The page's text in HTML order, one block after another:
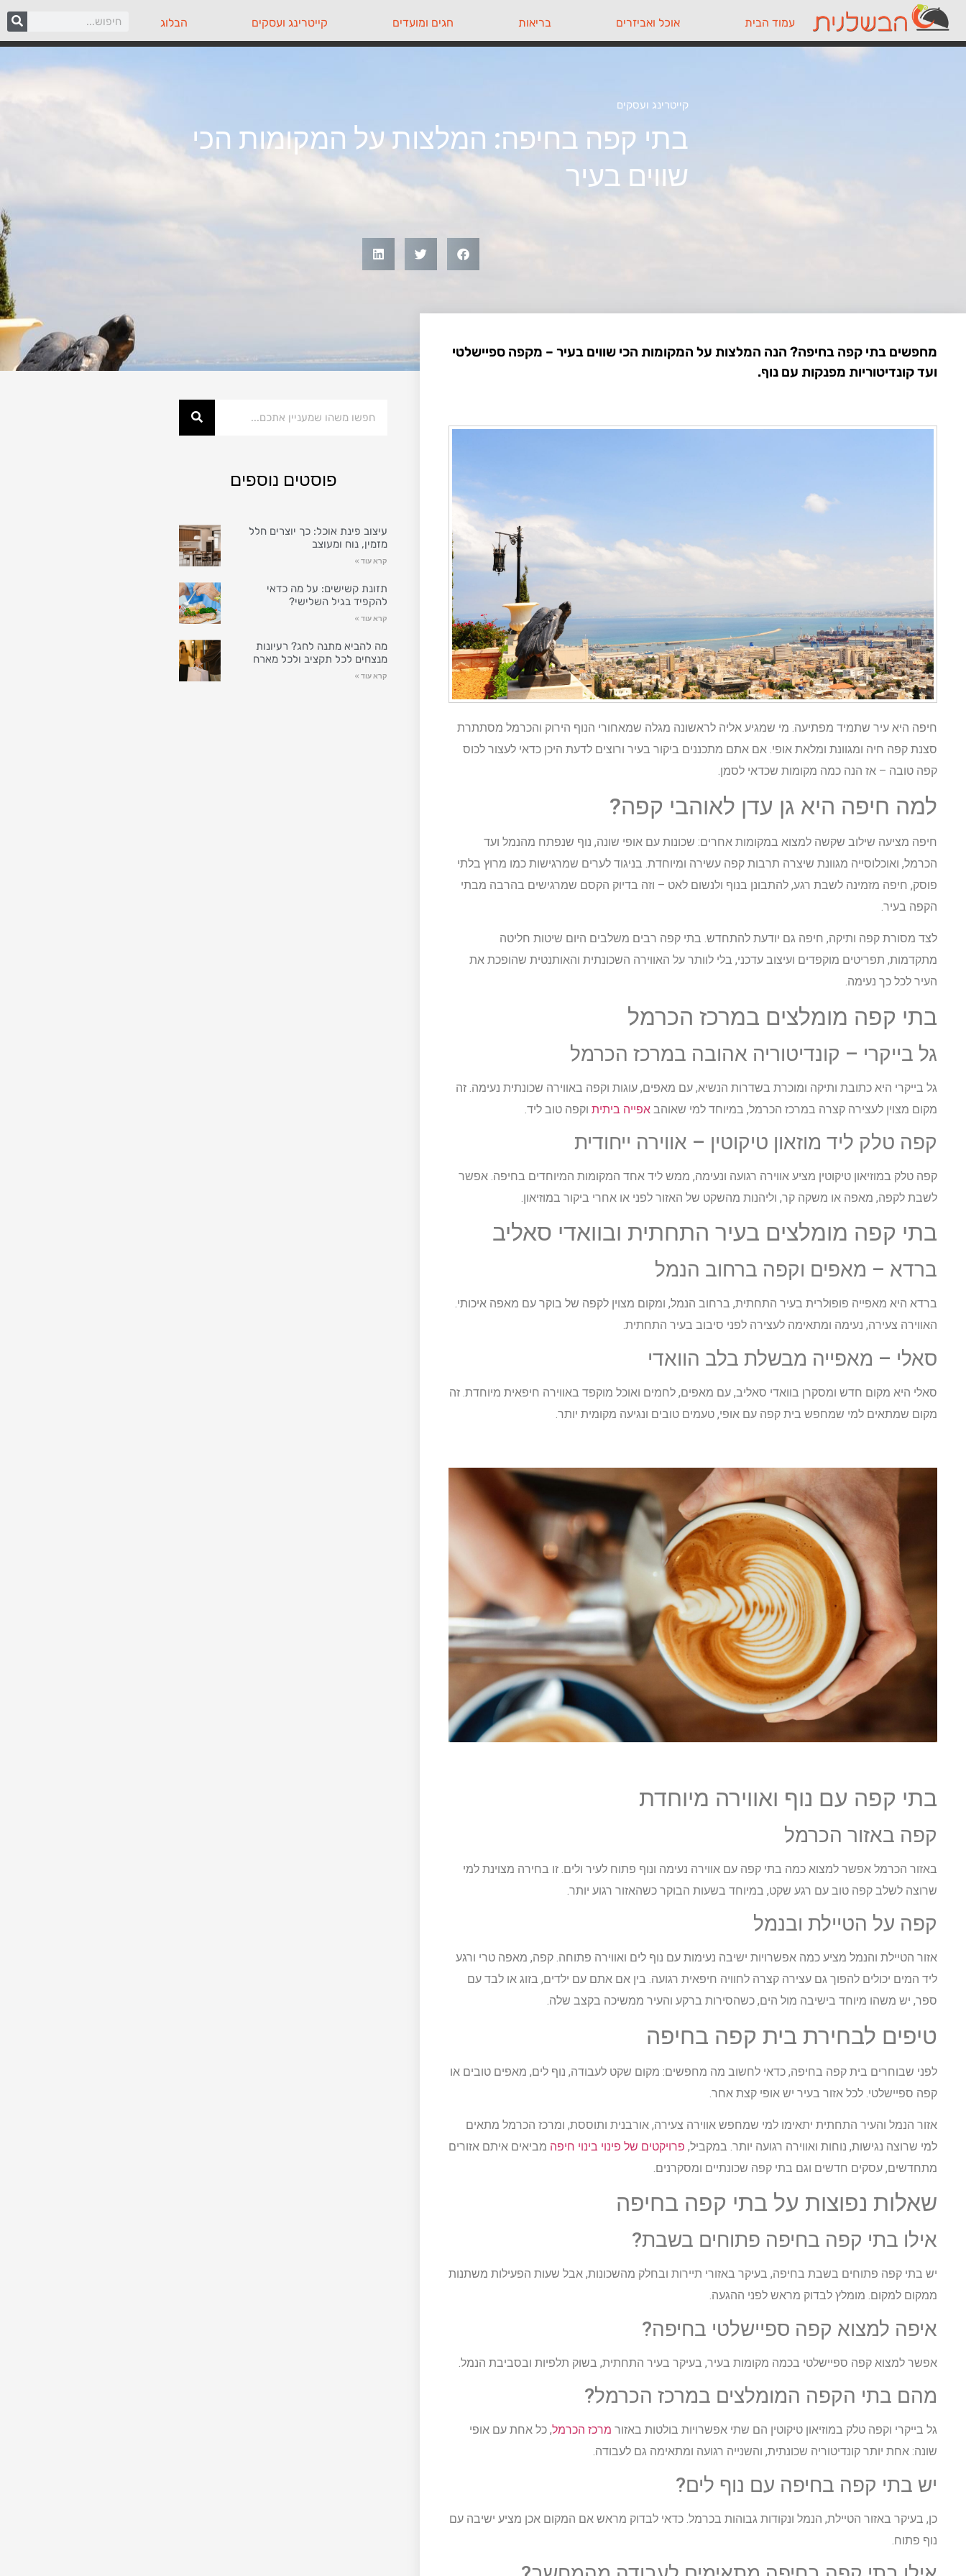
עמוד הבית אוכל ואביזרים בריאות חגים ומועדים קייטרינג ועסקים הבלוג
קייטרינג ועסקים
בתי קפה בחיפה: המלצות על המקומות הכי
שווים בעיר
מחפשים בתי קפה בחיפה? הנה המלצות על המקומות הכי שווים בעיר – מקפה ספיישלטי
ועד קונדיטוריות מפנקות עם נוף.
חיפה היא עיר שתמיד מפתיעה. מי שמגיע אליה לראשונה מגלה שמאחורי הנוף הירוק והכרמל מסתתרת
סצנת קפה חיה ומגוונת ומלאת אופי. אם אתם מתכננים ביקור בעיר ורוצים לדעת היכן כדאי לעצור לכוס
קפה טובה – אז הנה כמה מקומות שכדאי לסמן.
למה חיפה היא גן עדן לאוהבי קפה?
חיפה מציעה שילוב שקשה למצוא במקומות אחרים: שכונות עם אופי שונה, נוף שנפתח מהנמל ועד
הכרמל, ואוכלוסייה מגוונת שיצרה תרבות קפה עשירה ומיוחדת. בניגוד לערים שמרגישות כמו מרוץ בלתי
פוסק, חיפה מזמינה לשבת רגע, להתבונן בנוף ולנשום לאט – וזה בדיוק הקסם שמרגישים בהרבה מבתי
הקפה בעיר.
לצד מסורת קפה ותיקה, חיפה גם יודעת להתחדש. בתי קפה רבים משלבים היום שיטות חליטה
מתקדמות, תפריטים מוקפדים ועיצוב עדכני, בלי לוותר על האווירה השכונתית והאותנטית שהופכת את
העיר לכל כך נעימה.
בתי קפה מומלצים במרכז הכרמל
גל בייקרי – קונדיטוריה אהובה במרכז הכרמל
גל בייקרי היא כתובת ותיקה ומוכרת בשדרות הנשיא, עם מאפים, עוגות וקפה באווירה שכונתית נעימה. זה
מקום מצוין לעצירה קצרה במרכז הכרמל, במיוחד למי שאוהב אפייה ביתית וקפה טוב ליד.
קפה טלק ליד מוזאון טיקוטין – אווירה ייחודית
קפה טלק במוזיאון טיקוטין מציע אווירה רגועה ונעימה, ממש ליד אחד המקומות המיוחדים בחיפה. אפשר
לשבת לקפה, מאפה או משקה קר, וליהנות מהשקט של האזור לפני או אחרי ביקור במוזיאון.
בתי קפה מומלצים בעיר התחתית ובוואדי סאליב
ברדא – מאפים וקפה ברחוב הנמל
ברדא היא מאפייה פופולרית בעיר התחתית, ברחוב הנמל, ומקום מצוין לקפה של בוקר עם מאפה איכותי.
האווירה צעירה, נעימה ומתאימה לעצירה לפני סיבוב בעיר התחתית.
סאלי – מאפייה מבשלת בלב הוואדי
סאלי היא מקום חדש ומסקרן בוואדי סאליב, עם מאפים, לחמים ואוכל מוקפד באווירה חיפאית מיוחדת. זה
מקום שמתאים למי שמחפש בית קפה עם אופי, טעמים טובים ונגיעה מקומית יותר.
בתי קפה עם נוף ואווירה מיוחדת
קפה באזור הכרמל
באזור הכרמל אפשר למצוא כמה בתי קפה עם אווירה נעימה ונוף פתוח לעיר ולים. זו בחירה מצוינת למי
שרוצה לשלב קפה טוב עם רגע שקט, במיוחד בשעות הבוקר כשהאזור רגוע יותר.
קפה על הטיילת ובנמל
אזור הטיילת והנמל מציע כמה אפשרויות ישיבה נעימות עם נוף לים ואווירה פתוחה. קפה, מאפה טרי ורגע
ליד המים יכולים להפוך גם עצירה קצרה לחוויה חיפאית רגועה. בין אם אתם עם ילדים, בזוג או לבד עם
ספר, יש משהו מיוחד בישיבה מול הים, כשהסירות ברקע והעיר ממשיכה בקצב שלה.
טיפים לבחירת בית קפה בחיפה
לפני שבוחרים בית קפה בחיפה, כדאי לחשוב מה מחפשים: מקום שקט לעבודה, נוף לים, מאפים טובים או
קפה ספיישלטי. לכל אזור בעיר יש אופי קצת אחר.
אזור הנמל והעיר התחתית יתאימו למי שמחפש אווירה צעירה, אורבנית ותוססת, ומרכז הכרמל מתאים
למי שרוצה נגישות, נוחות ואווירה רגועה יותר. במקביל, פרויקטים של פינוי בינוי חיפה מביאים איתם אזורים
מתחדשים, עסקים חדשים וגם בתי קפה שכונתיים ומסקרנים.
שאלות נפוצות על בתי קפה בחיפה
אילו בתי קפה בחיפה פתוחים בשבת?
יש בתי קפה פתוחים בשבת בחיפה, בעיקר באזורי תיירות ובחלק מהשכונות, אבל שעות הפעילות משתנות
ממקום למקום. מומלץ לבדוק מראש לפני ההגעה.
איפה למצוא קפה ספיישלטי בחיפה?
אפשר למצוא קפה ספיישלטי בכמה מקומות בעיר, בעיקר בעיר התחתית, בשוק תלפיות ובסביבת הנמל.
מהם בתי הקפה המומלצים במרכז הכרמל?
גל בייקרי וקפה טלק במוזיאון טיקוטין הם שתי אפשרויות בולטות באזור מרכז הכרמל, כל אחת עם אופי
שונה: אחת יותר קונדיטוריה שכונתית, והשנייה רגועה ומתאימה גם לעבודה.
יש בתי קפה בחיפה עם נוף לים?
כן, בעיקר באזור הטיילת, הנמל ונקודות גבוהות בכרמל. כדאי לבדוק מראש אם המקום אכן מציע ישיבה עם
נוף פתוח.
פוסטים נוספים
עיצוב פינת אוכל: כך יוצרים חלל
מזמין, נוח ומעוצב
קרא עוד »
תזונת קשישים: על מה כדאי
להקפיד בגיל השלישי?
קרא עוד »
מה להביא מתנה לחג? רעיונות
מנצחים לכל תקציב ולכל מארח
קרא עוד »